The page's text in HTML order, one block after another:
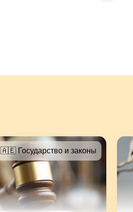
🇦🇪 Государство и законы